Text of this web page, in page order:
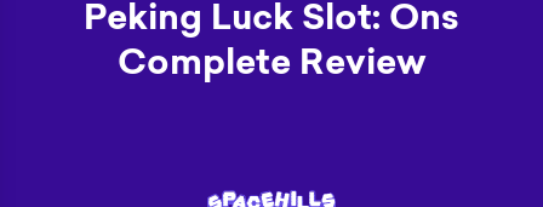
Peking Luck Slot: Ons
Complete Review